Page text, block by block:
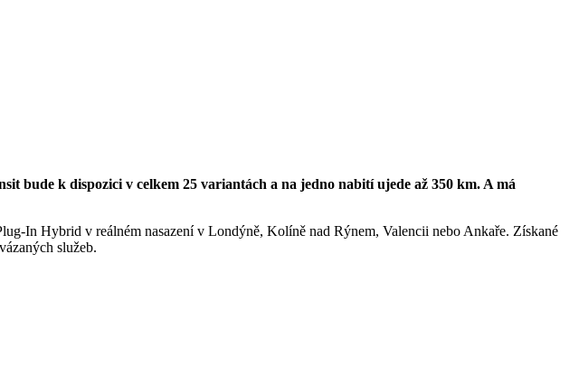
bude k dispozici v celkem 25 variantách a na jedno nabití ujede až 350 km. A má
In Hybrid v reálném nasazení v Londýně, Kolíně nad Rýnem, Valencii nebo Ankaře. Získané
služeb.